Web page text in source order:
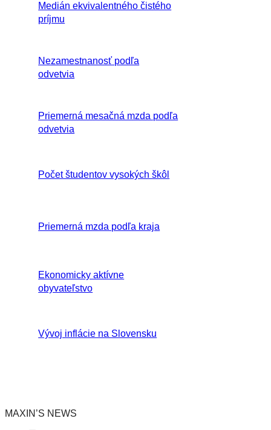
Medián ekvivalentného čistého
príjmu
Nezamestnanosť podľa
odvetvia
Priemerná mesačná mzda podľa
odvetvia
Počet študentov vysokých škôl
Priemerná mzda podľa kraja
Ekonomicky aktívne
obyvateľstvo
Vývoj inflácie na Slovensku
MAXIN’S NEWS